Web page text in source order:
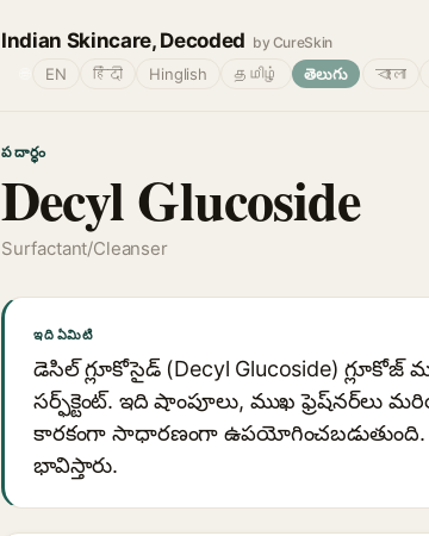
Indian Skincare, Decoded by CureSkin
EN हिंदी Hinglish தமிழ் తెలుగు বাংলা
పదార్థం
Decyl Glucoside
Surfactant/Cleanser
ఇది ఏమిటి
డెసిల్ గ్లూకోసైడ్ (Decyl Glucoside)
సర్ఫ్‌క్టెంట్. ఇది షాంపూలు, ముఖ ఫ్రెష్‌నర్‌లు
కారకంగా సాధారణంగా ఉపయోగించబడుతుంది.
భావిస్తారు.